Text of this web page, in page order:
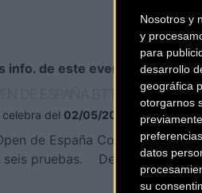
Nosotros y
y
para
desarrollo
geográfica
otorgarnos
datos
su
info. de este evento
DE ESPAÑA BTT XCO-COPA
celebra del 02/05/2015 al03/05/
de España Cofidis de
seis pruebas. Desde el punto